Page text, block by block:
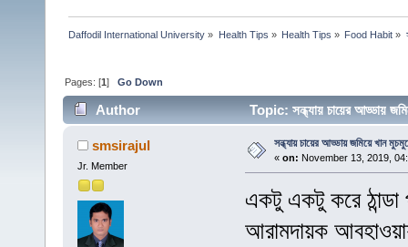
Daffodil International University » Health Tips » Health Tips » Food Habit »
Pages: [1]Go Down
Author Topic: সন্ধ্যায় চায়ের আড্ডায়
smsirajul
Jr. Member
সন্ধ্যায় চায়ের আড্ডায় জমিয়ে খান
« on: November 13, 2019,
একটু একটু করে
আরামদায়ক